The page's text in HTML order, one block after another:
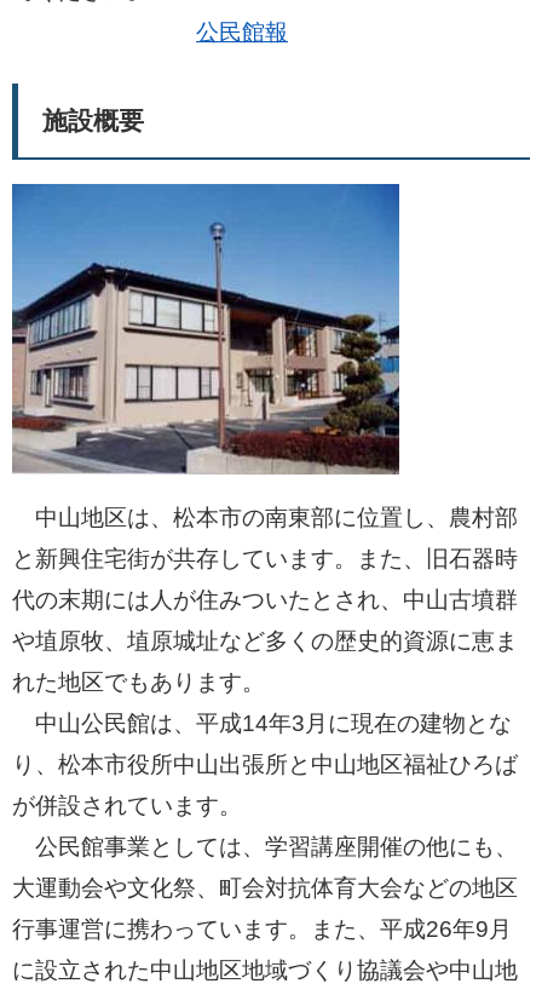
公民館報
施設概要
中山地区は、松本市の南東部に位置し、農村部
と新興住宅街が共存しています。また、旧石器時
代の末期には人が住みついたとされ、中山古墳群
や埴原牧、埴原城址など多くの歴史的資源に恵ま
れた地区でもあります。
中山公民館は、平成14年3月に現在の建物とな
り、松本市役所中山出張所と中山地区福祉ひろば
が併設されています。
公民館事業としては、学習講座開催の他にも、
大運動会や文化祭、町会対抗体育大会などの地区
行事運営に携わっています。また、平成26年9月
に設立された中山地区地域づくり協議会や中山地